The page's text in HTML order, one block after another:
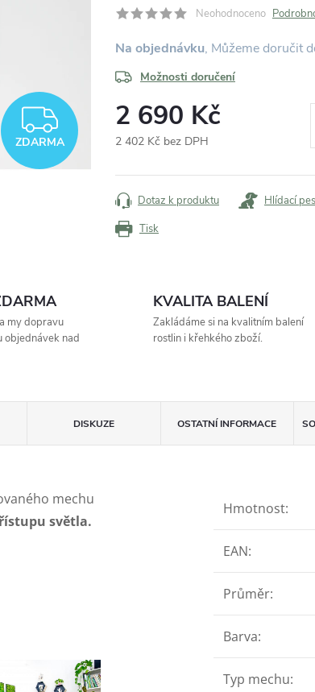
ZDARMA
ZDARMA
Neohodnoceno
Na objednávku
Možnosti doručení
2 690 Kč
2 402 Kč bez DPH
cena:
Tisk
Dotaz k produktu Hlídací pes
my dopravu
objednávek nad
KVALITA BALENÍ
Zakládáme si na kvalitním balení
rostlin i křehkého zboží.
DISKUZE OSTATNÍ INFORMACE
mechu
světla.
Hmotnost:
EAN:
Průměr:
Barva:
Typ mechu: